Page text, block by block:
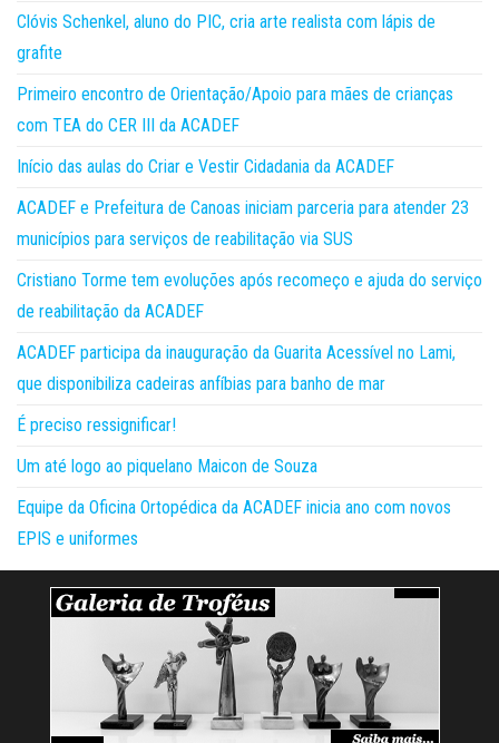
Clóvis Schenkel, aluno do PIC, cria arte realista com lápis de
grafite
Primeiro encontro de Orientação/Apoio para mães de crianças
com TEA do CER III da ACADEF
Início das aulas do Criar e Vestir Cidadania da ACADEF
ACADEF e Prefeitura de Canoas iniciam parceria para atender 23
municípios para serviços de reabilitação via SUS
Cristiano Torme tem evoluções após recomeço e ajuda do serviço
de reabilitação da ACADEF
ACADEF participa da inauguração da Guarita Acessível no Lami,
que disponibiliza cadeiras anfíbias para banho de mar
É preciso ressignificar!
Um até logo ao piquelano Maicon de Souza
Equipe da Oficina Ortopédica da ACADEF inicia ano com novos
EPIS e uniformes